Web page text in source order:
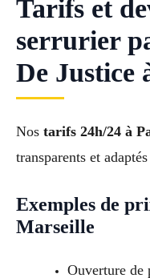
Tarifs et
serrurier
De Justice
Nos tarifs 24h/24 à
transparents et
Exemples de
Marseille
Ouverture de